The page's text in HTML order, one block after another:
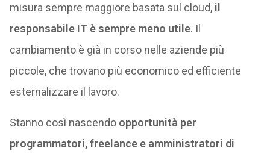
misura sempre maggiore basata sul cloud, il
responsabile IT è sempre meno utile. Il
cambiamento è già in corso nelle aziende più
piccole, che trovano più economico ed efficiente
esternalizzare il lavoro.
Stanno così nascendo opportunità per
programmatori, freelance e amministratori di